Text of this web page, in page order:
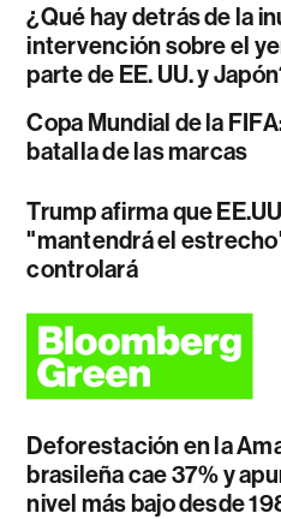
¿Qué hay detrás de la
intervención sobre el
parte de EE. UU. y
Copa Mundial de la
batalla de las marcas
Trump afirma que
"mantendrá el
controlará
Deforestación en la
brasileña cae 37% y
nivel más bajo desde